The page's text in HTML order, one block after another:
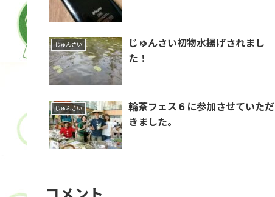
じゅんさい
じゅんさい初物水揚げされまし
た！
じゅんさい
輪茶フェス６に参加させていただ
きました。